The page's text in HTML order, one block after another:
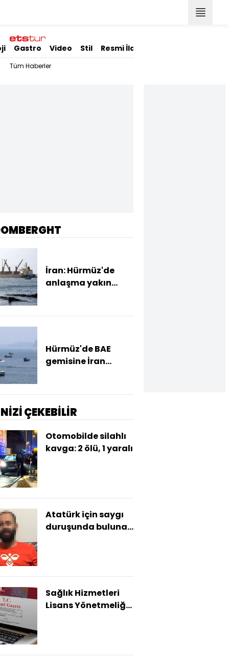
Gastro Video Stil Resmi İlanlar
Tüm Haberler
İran: Hürmüz'de
anlaşma yakın
Hürmüz'de BAE
gemisine İran
ÇEKEBİLİR
Otomobilde silahlı
kavga: 2 ölü, 1 yaralı
Atatürk için saygı
duruşunda bulunan
Sağlık Hizmetleri
Lisans Yönetmeliği,